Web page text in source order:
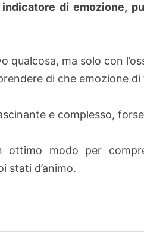
di emozione,
qualcosa, ma solo con
di che emozione
e complesso,
ottimo modo per
stati d’animo.